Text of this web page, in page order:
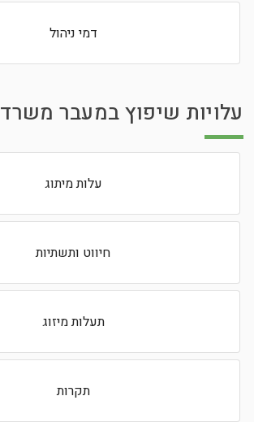
דמי ניהול
עלויות שיפוץ במעבר משרד
עלות מיתוג
חיווט ותשתיות
תעלות מיזוג
תקרות